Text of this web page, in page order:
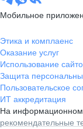
Мобильное
Этика и комплаенс
Оказание услуг
Использование
Защита
Пользовательское
ИТ аккредитация
На информационном
рекомендательные